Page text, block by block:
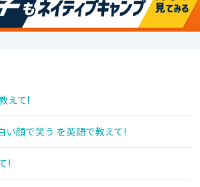
えて!
い顔で笑う を英語で教えて!
!